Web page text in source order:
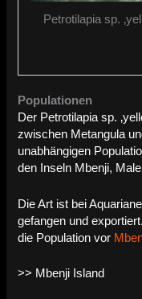
Petrotilapia sp.
Populationen
Der Petrotilapia sp.
zwischen Metangula
unabhängigen
den Inseln Mbenji,
Die Art ist bei
gefangen und
die Population vor
>> Mbenji Island